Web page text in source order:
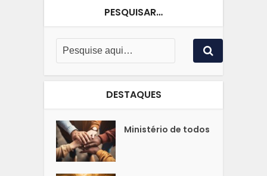
PESQUISAR…
DESTAQUES
Ministério de todos